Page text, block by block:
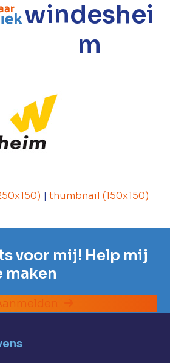
windeshei
m
|thumbnail (150x150)
voor mij! Help mij
maken